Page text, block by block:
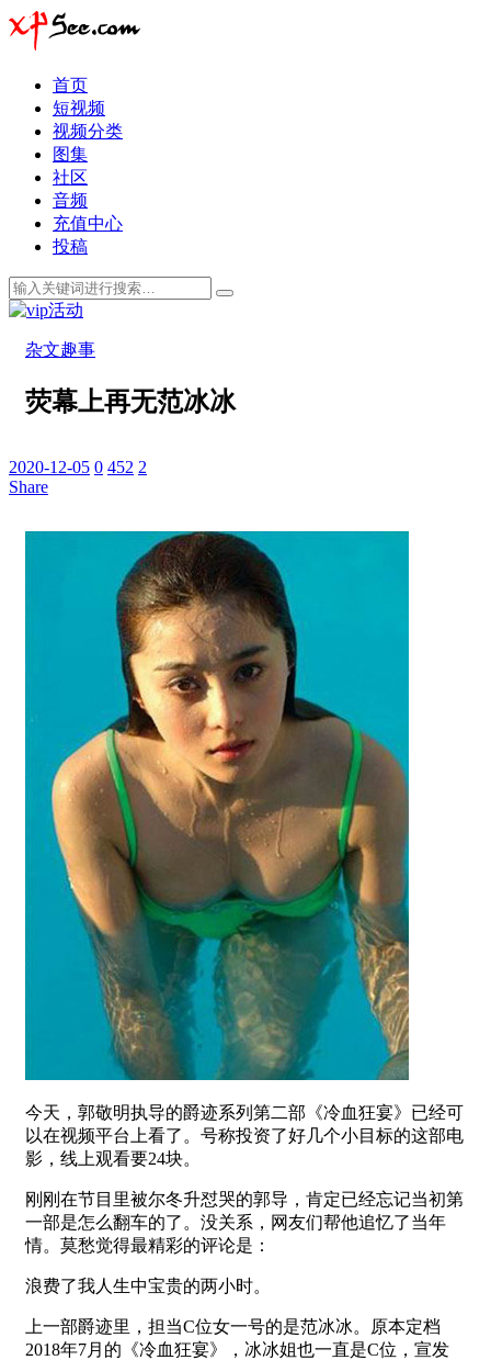
首页
短视频
视频分类
图集
社区
音频
充值中心
投稿
杂文趣事
荧幕上再无范冰冰
2020-12-05 0 452 2
Share
今天，郭敬明执导的爵迹系列第二部《冷血狂宴》已经可
以在视频平台上看了。号称投资了好几个小目标的这部电
影，线上观看要24块。
刚刚在节目里被尔冬升怼哭的郭导，肯定已经忘记当初第
一部是怎么翻车的了。没关系，网友们帮他追忆了当年
情。莫愁觉得最精彩的评论是：
浪费了我人生中宝贵的两小时。
上一部爵迹里，担当C位女一号的是范冰冰。原本定档
2018年7月的《冷血狂宴》，冰冰姐也一直是C位，宣发